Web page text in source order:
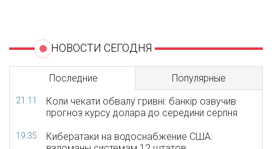
НОВОСТИ СЕГОДНЯ
Последние Популярные
21:11
Коли чекати обвалу гривні: банкір озвучив
прогноз курсу долара до середини серпня
19:35
Кибератаки на водоснабжение США: